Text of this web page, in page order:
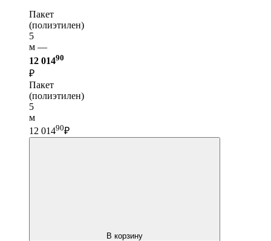
Пакет
(полиэтилен)
5
м —
12 01490
₽
Пакет
(полиэтилен)
5
м
12 01490₽
В корзину